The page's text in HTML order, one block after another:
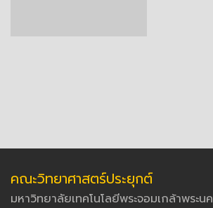
คณะวิทยาศาสตร์ประยุกต์
มหาวิทยาลัยเทคโนโลยีพระจอมเกล้าพระน